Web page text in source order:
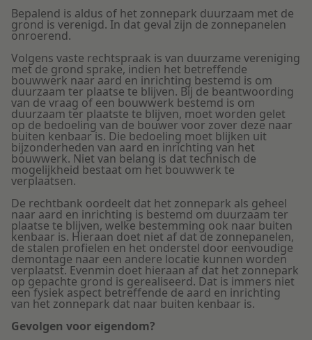
Bepalend is aldus of het zonnepark duurzaam met de
grond is verenigd. In dat geval zijn de zonnepanelen
onroerend.
Volgens vaste rechtspraak is van duurzame vereniging
met de grond sprake, indien het betreffende
bouwwerk naar aard en inrichting bestemd is om
duurzaam ter plaatse te blijven. Bij de beantwoording
van de vraag of een bouwwerk bestemd is om
duurzaam ter plaatste te blijven, moet worden gelet
op de bedoeling van de bouwer voor zover deze naar
buiten kenbaar is. Die bedoeling moet blijken uit
bijzonderheden van aard en inrichting van het
bouwwerk. Niet van belang is dat technisch de
mogelijkheid bestaat om het bouwwerk te
verplaatsen.
De rechtbank oordeelt dat het zonnepark als geheel
naar aard en inrichting is bestemd om duurzaam ter
plaatse te blijven, welke bestemming ook naar buiten
kenbaar is. Hieraan doet niet af dat de zonnepanelen,
de stalen profielen en het onderstel door eenvoudige
demontage naar een andere locatie kunnen worden
verplaatst. Evenmin doet hieraan af dat het zonnepark
op gepachte grond is gerealiseerd. Dat is immers niet
een fysiek aspect betreffende de aard en inrichting
van het zonnepark dat naar buiten kenbaar is.
Gevolgen voor eigendom?